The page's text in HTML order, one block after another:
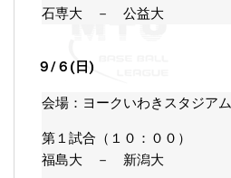
石専大 － 公益大
９/６(日)
会場：ヨークいわきスタジアム
第１試合（１０：００）
福島大 － 新潟大